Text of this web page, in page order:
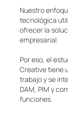
Nuestro
tecnológica
ofrecer la
empresarial.
Por eso, el
Creative tiene
trabajo y se
DAM, PIM y
funciones.